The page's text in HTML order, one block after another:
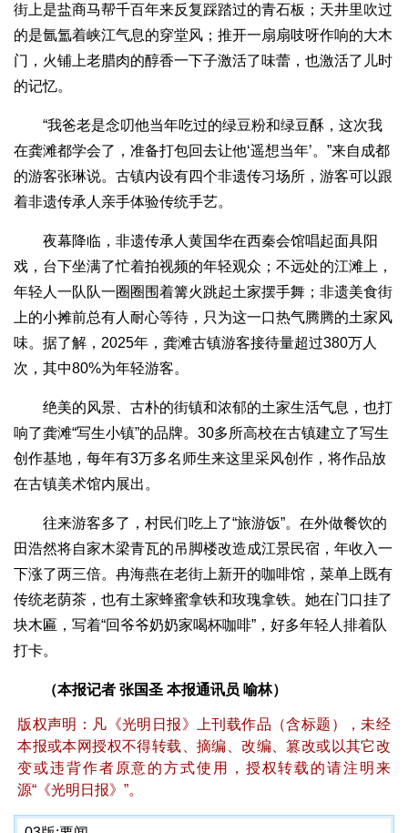
街上是盐商马帮千百年来反复踩踏过的青石板；天井里吹过
的是氤氲着峡江气息的穿堂风；推开一扇扇吱呀作响的大木
门，火铺上老腊肉的醇香一下子激活了味蕾，也激活了儿时
的记忆。
“我爸老是念叨他当年吃过的绿豆粉和绿豆酥，这次我
在龚滩都学会了，准备打包回去让他‘遥想当年’。”来自成都
的游客张琳说。古镇内设有四个非遗传习场所，游客可以跟
着非遗传承人亲手体验传统手艺。
夜幕降临，非遗传承人黄国华在西秦会馆唱起面具阳
戏，台下坐满了忙着拍视频的年轻观众；不远处的江滩上，
年轻人一队队一圈圈围着篝火跳起土家摆手舞；非遗美食街
上的小摊前总有人耐心等待，只为这一口热气腾腾的土家风
味。据了解，2025年，龚滩古镇游客接待量超过380万人
次，其中80%为年轻游客。
绝美的风景、古朴的街镇和浓郁的土家生活气息，也打
响了龚滩“写生小镇”的品牌。30多所高校在古镇建立了写生
创作基地，每年有3万多名师生来这里采风创作，将作品放
在古镇美术馆内展出。
往来游客多了，村民们吃上了“旅游饭”。在外做餐饮的
田浩然将自家木梁青瓦的吊脚楼改造成江景民宿，年收入一
下涨了两三倍。冉海燕在老街上新开的咖啡馆，菜单上既有
传统老荫茶，也有土家蜂蜜拿铁和玫瑰拿铁。她在门口挂了
块木匾，写着“回爷爷奶奶家喝杯咖啡”，好多年轻人排着队
打卡。
（本报记者 张国圣 本报通讯员 喻林）
版权声明：凡《光明日报》上刊载作品（含标题），未经
本报或本网授权不得转载、摘编、改编、篡改或以其它改
变或违背作者原意的方式使用，授权转载的请注明来
源“《光明日报》”。